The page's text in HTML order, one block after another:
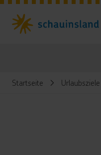
Startseite Urlaubsziele